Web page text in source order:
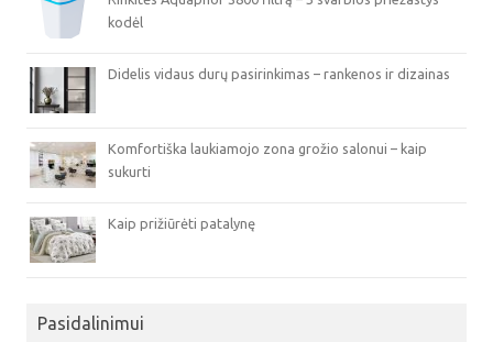
kodėl
Didelis vidaus durų pasirinkimas – rankenos ir dizainas
Komfortiška laukiamojo zona grožio salonui – kaip
sukurti
Kaip prižiūrėti patalynę
Pasidalinimui